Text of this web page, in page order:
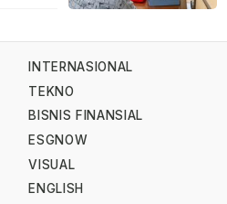
INTERNASIONAL
TEKNO
BISNIS FINANSIAL
ESGNOW
VISUAL
ENGLISH